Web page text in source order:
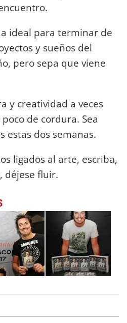
ideal para terminar de
y sueños del
pero sepa que viene
y creatividad a veces
de cordura. Sea
estas dos semanas.
ligados al arte, escriba,
déjese fluir.